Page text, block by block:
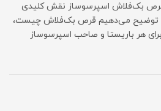
بک‌فلاش اسپرسوساز نقش کلیدی
توضیح می‌دهیم قرص بک‌فلاش چیست،
هر باریستا و صاحب اسپرسوساز